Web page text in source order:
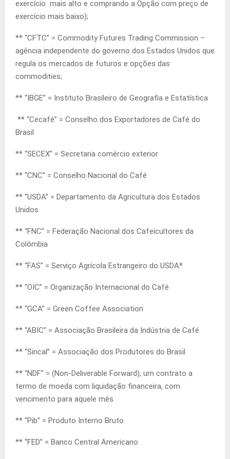
exercício mais alto e comprando a Opção com preço de
exercício mais baixo);
** “CFTC” = Commodity Futures Trading Commission –
agência independente do governo dos Estados Unidos que
regula os mercados de futuros e opções das
commodities;
** “IBGE” = Instituto Brasileiro de Geografia e Estatística
** “Cecafé” = Conselho dos Exportadores de Café do
Brasil
** “SECEX” = Secretaria comércio exterior
** “CNC” = Conselho Nacional do Café
** “USDA” = Departamento da Agricultura dos Estados
Unidos
** “FNC” = Federação Nacional dos Cafeicultores da
Colômbia
** “FAS” = Serviço Agrícola Estrangeiro do USDA*
** “OIC” = Organização Internacional do Café
** “GCA” = Green Coffee Association
** “ABIC” = Associação Brasileira da Indústria de Café
** “Sincal” = Associação dos Produtores do Brasil
** “NDF” = (Non-Deliverable Forward), um contrato a
termo de moeda com liquidação financeira, com
vencimento para aquele mês
** “Pib” = Produto Interno Bruto
** “FED” = Banco Central Americano